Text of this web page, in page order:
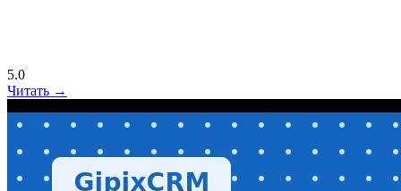
5.0
Читать →